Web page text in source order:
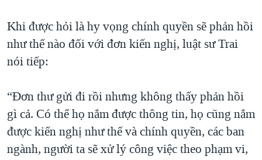
Khi được hỏi là hy vọng chính quyền sẽ phản hồi
như thế nào đối với đơn kiến nghị, luật sư Trai
nói tiếp:
“Đơn thư gửi đi rồi nhưng không thấy phản hồi
gì cả. Có thể họ nắm được thông tin, họ cũng nắm
được kiến nghị như thế và chính quyền, các ban
ngành, người ta sẽ xử lý công việc theo phạm vi,